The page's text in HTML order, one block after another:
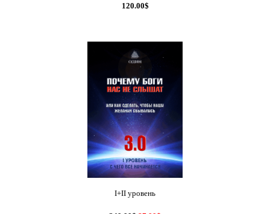
120.00$
I+II уровень